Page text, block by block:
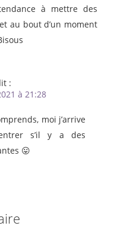
à mettre des
au bout d’un moment
:
à 21:28
moi j’arrive
s’il y a des
😛